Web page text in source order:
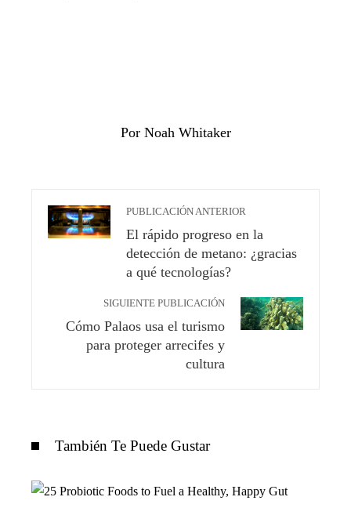
Por Noah Whitaker
PUBLICACIÓN ANTERIOR
El rápido progreso en la
detección de metano: ¿gracias
a qué tecnologías?
SIGUIENTE PUBLICACIÓN
Cómo Palaos usa el turismo
para proteger arrecifes y
cultura
También Te Puede Gustar